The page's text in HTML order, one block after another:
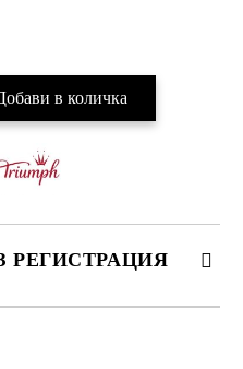
РЕГИСТРАЦИЯ